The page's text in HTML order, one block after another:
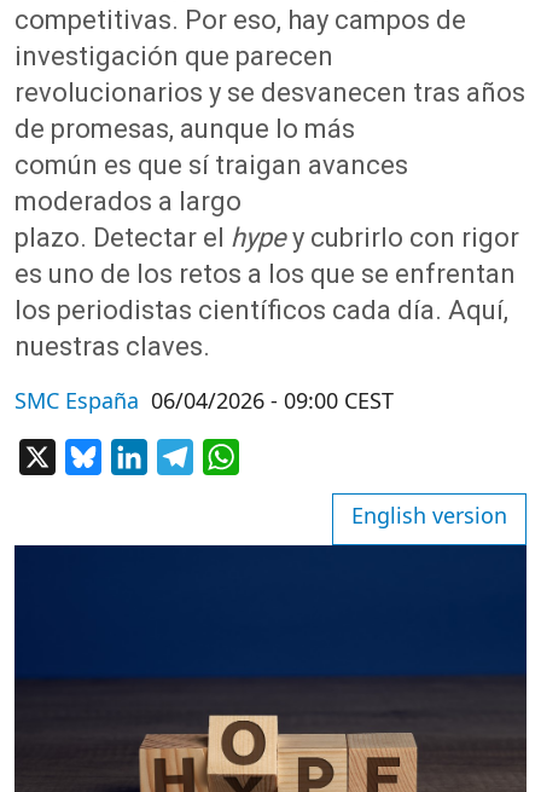
competitivas. Por eso, hay campos de
investigación que parecen
revolucionarios y se desvanecen tras años
de promesas, aunque lo más
común es que sí traigan avances
moderados a largo
plazo. Detectar el hypey cubrirlo con rigor
es uno de los retos a los que se enfrentan
los periodistas científicos cada día. Aquí,
nuestras claves.
SMC España 06/04/2026 - 09:00 CEST
BlueskyLinkedInTelegram
English version